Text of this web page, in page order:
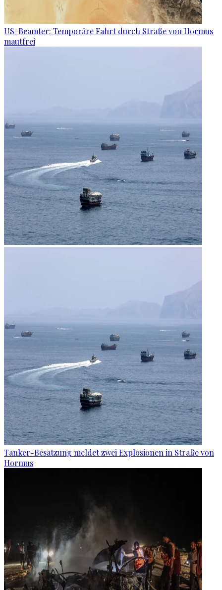
US-Beamter: Temporäre Fahrt durch Straße von Hormus
mautfrei
Tanker-Besatzung meldet zwei Explosionen in Straße von
Hormus